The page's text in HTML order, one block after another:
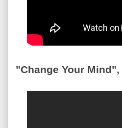
"Change Your Mind",